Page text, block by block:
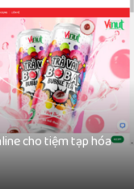
cho tiệm tạp hóa